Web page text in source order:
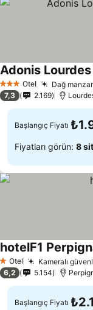
3 YıldızOtel Dağ
Adonis
7,3 2.169
Başlangıç Fiyatı
Fiyatları görün: 8
1 Yıldız
Otel Kameralı
hotelF1
6,2 5.154
Başlangıç Fiyatı